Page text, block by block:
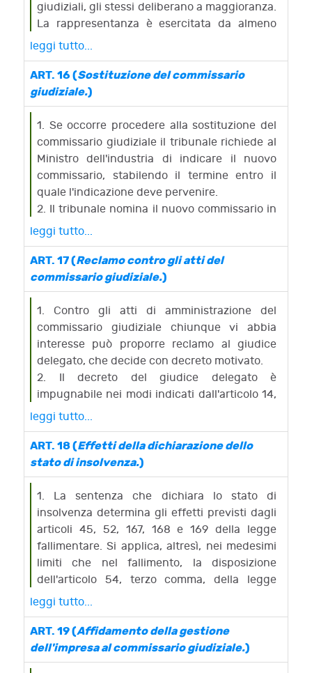
giudiziali, gli stessi deliberano a maggioranza.
La rappresentanza è esercitata da almeno
due di essi.
3. Si applicano al commissario giudiziale le
disposizioni degli articoli 37, 38, primo e
secondo comma, e 39 della legge
fallimentare, salvo quanto previsto dagli
articoli 39, comma 1, e 47 del presente
decreto.
leggi tutto...
ART. 16 (Sostituzione del commissario
giudiziale.)
1. Se occorre procedere alla sostituzione del
commissario giudiziale il tribunale richiede al
Ministro dell'industria di indicare il nuovo
commissario, stabilendo il termine entro il
quale l'indicazione deve pervenire.
2. Il tribunale nomina il nuovo commissario in
conformità dell'indicazione del Ministro,
ovvero autonomamente, se l'indicazione
stessa non è pervenuta nel termine.
leggi tutto...
ART. 17 (Reclamo contro gli atti del
commissario giudiziale.)
1. Contro gli atti di amministrazione del
commissario giudiziale chiunque vi abbia
interesse può proporre reclamo al giudice
delegato, che decide con decreto motivato.
2. Il decreto del giudice delegato è
impugnabile nei modi indicati dall'articolo 14,
comma 2.
leggi tutto...
ART. 18 (Effetti della dichiarazione dello
stato di insolvenza.)
1. La sentenza che dichiara lo stato di
insolvenza determina gli effetti previsti dagli
articoli 45, 52, 167, 168 e 169 della legge
fallimentare. Si applica, altresì, nei medesimi
limiti che nel fallimento, la disposizione
dell'articolo 54, terzo comma, della legge
fallimentare.
2. Sono inefficaci rispetto ai creditori i
pagamenti di debiti anteriori alla
dichiarazione dello stato di insolvenza
eseguiti dall'imprenditore dopo la
leggi tutto...
ART. 19 (Affidamento della gestione
dell'impresa al commissario giudiziale.)